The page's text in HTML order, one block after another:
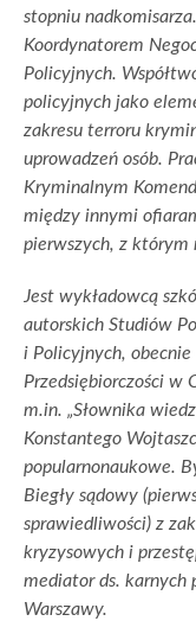
stopniu
Koordynatorem
Policyjnych.
policyjnych jako
zakresu terroru
uprowadzeń osób.
Kryminalnym
między innymi
pierwszych, z
Jest wykładowcą
autorskich Studiów
i Policyjnych,
Przedsiębiorczości w
m.in. „Słownika
Konstantego
popularnonaukowe.
Biegły sądowy
sprawiedliwości) z
kryzysowych i
mediator ds. karnych
Warszawy.